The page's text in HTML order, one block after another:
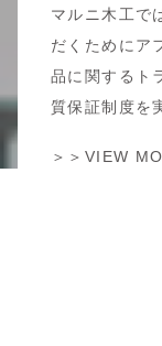
マルニ木工で
だくためにア
品に関するト
質保証制度を
＞＞VIEW